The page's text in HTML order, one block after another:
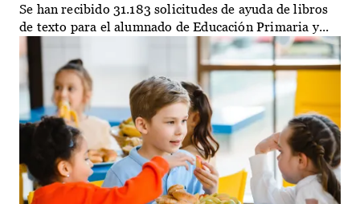
Se han recibido 31.183 solicitudes de ayuda de libros
de texto para el alumnado de Educación Primaria y...